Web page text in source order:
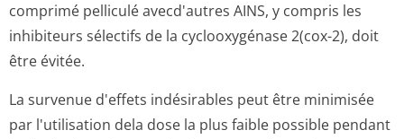
comprimé pelliculé avecd'autres AINS, y compris les
inhibiteurs sélectifs de la cyclooxygénase 2(cox-2), doit
être évitée.
La survenue d'effets indésirables peut être minimisée
par l'utilisation dela dose la plus faible possible pendant